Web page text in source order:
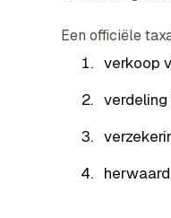
Een officiële
verkoop
verdeling